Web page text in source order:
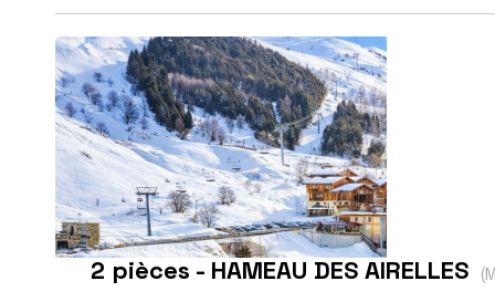
2 pièces - HAMEAU DES AIRELLES (